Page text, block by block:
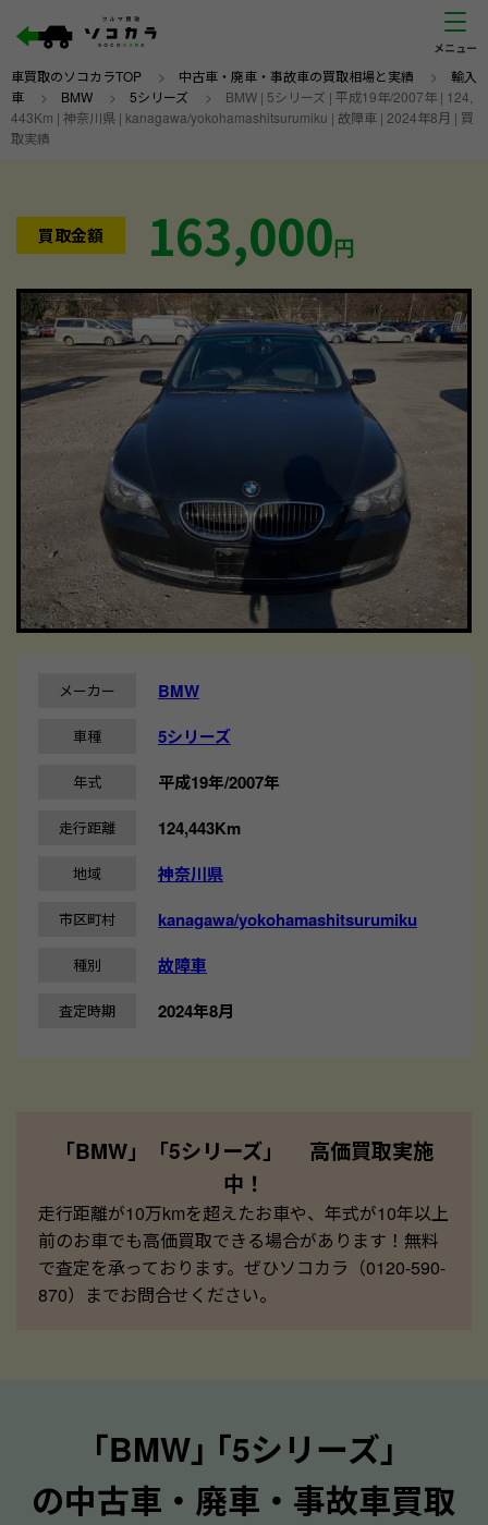
車買取のソコカラTOP > 中古車・廃車・事故車の買取相場と実績 > 輸入
車 > BMW > 5シリーズ > BMW | 5シリーズ | 平成19年/2007年 | 124,
443Km | 神奈川県 | kanagawa/yokohamashitsurumiku | 故障車 | 2024年8月 | 買
取実績
買取金額 163,000円
メーカー BMW
車種 5シリーズ
年式 平成19年/2007年
走行距離 124,443Km
地域 神奈川県
市区町村 kanagawa/yokohamashitsurumiku
種別 故障車
査定時期 2024年8月
「BMW」「5シリーズ」 高価買取実施
中！
走行距離が10万kmを超えたお車や、年式が10年以上
前のお車でも高価買取できる場合があります！無料
で査定を承っております。ぜひソコカラ（0120-590-
870）までお問合せください。
｢BMW｣ ｢5シリーズ｣
の中古車・廃車・事故車買取